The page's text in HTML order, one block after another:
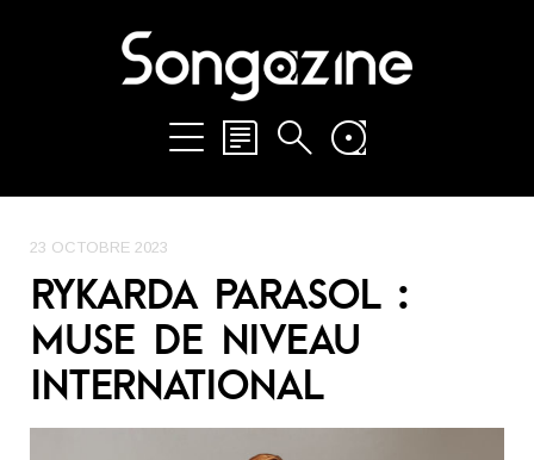
23 OCTOBRE 2023
RYKARDA PARASOL :
MUSE DE NIVEAU
INTERNATIONAL